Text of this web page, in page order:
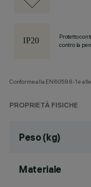
Protetto
contro la
Conforme alla EN60598-1 e
PROPRIETÀ FISICHE
Peso (kg)
Materiale